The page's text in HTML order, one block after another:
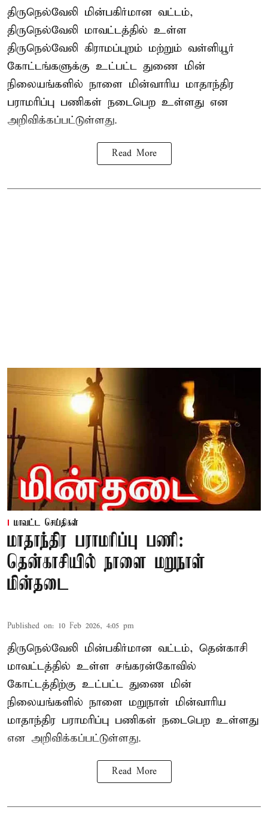
திருநெல்வேலி மின்பகிர்மான வட்டம்,
திருநெல்வேலி மாவட்டத்தில் உள்ள
திருநெல்வேலி கிராமப்புறம் மற்றும் வள்ளியூர்
கோட்டங்களுக்கு உட்பட்ட துணை மின்
நிலையங்களில் நாளை மின்வாரிய மாதாந்திர
பராமரிப்பு பணிகள் நடைபெற உள்ளது என
அறிவிக்கப்பட்டுள்ளது.
Read More
மாவட்ட செய்திகள்
மாதாந்திர பராமரிப்பு பணி:
தென்காசியில் நாளை மறுநாள்
மின்தடை
Published on: 10 Feb 2026, 4:05 pm
திருநெல்வேலி மின்பகிர்மான வட்டம், தென்காசி
மாவட்டத்தில் உள்ள சங்கரன்கோவில்
கோட்டத்திற்கு உட்பட்ட துணை மின்
நிலையங்களில் நாளை மறுநாள் மின்வாரிய
மாதாந்திர பராமரிப்பு பணிகள் நடைபெற உள்ளது
என அறிவிக்கப்பட்டுள்ளது.
Read More